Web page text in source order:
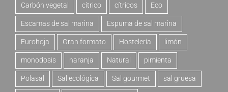
Carbón vegetal cítrico cítricos Eco
Escamas de sal marina Espuma de sal marina
Eurohoja Gran formato Hostelería limón
monodosis naranja Natural pimienta
Polasal Sal ecológica Sal gourmet sal gruesa